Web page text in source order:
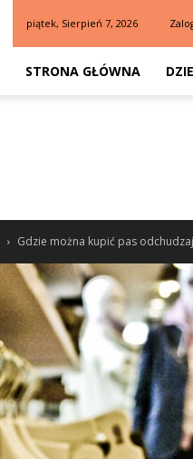
piątek, Sierpień 7, 2026
STRONA GŁÓWNA
Gdzie można kupić pas